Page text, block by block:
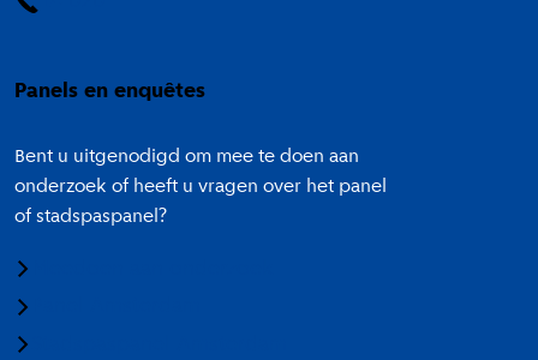
Panels en enquêtes
Bent u uitgenodigd om mee te doen aan
onderzoek of heeft u vragen over het panel
of stadspaspanel?